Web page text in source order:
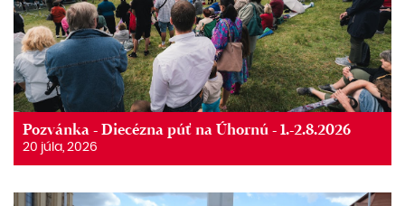
Pozvánka - Diecézna púť na Úhornú - 1.-2.8.2026
20 júla, 2026